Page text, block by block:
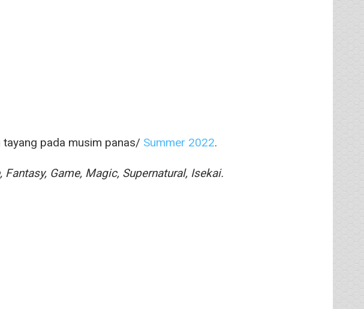
tayang pada musim panas/ Summer 2022.
Game, Magic, Supernatural, Isekai.